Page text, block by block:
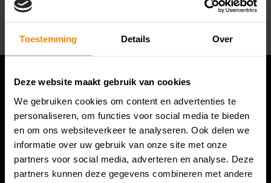
Toestemming Details Over
Deze website maakt gebruik van cookies
We gebruiken cookies om content en advertenties te
personaliseren, om functies voor social media te bieden
en om ons websiteverkeer te analyseren. Ook delen we
informatie over uw gebruik van onze site met onze
partners voor social media, adverteren en analyse. Deze
partners kunnen deze gegevens combineren met andere
Abonneer